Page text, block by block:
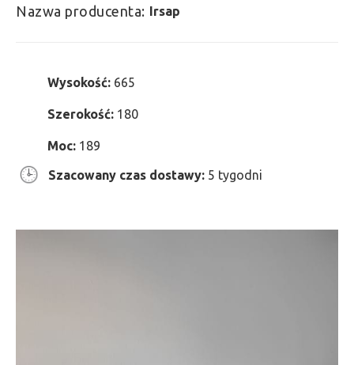
Nazwa producenta: Irsap
Wysokość: 665
Szerokość: 180
Moc: 189
Szacowany czas dostawy: 5 tygodni